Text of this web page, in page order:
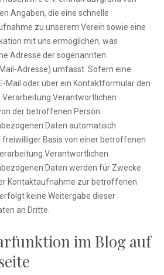
Angaben, die eine schnelle
zu unserem Verein sowie eine
mit uns ermöglichen, was
Adresse der sogenannten
Adresse) umfasst. Sofern eine
Mail oder über ein Kontaktformular den
Verantwortlichen
der betroffenen Person
Daten automatisch
Basis von einer betroffenen
Verantwortlichen
Daten werden für Zwecke
Kontaktaufnahme zur betroffenen
keine Weitergabe dieser
an Dritte.
im Blog auf